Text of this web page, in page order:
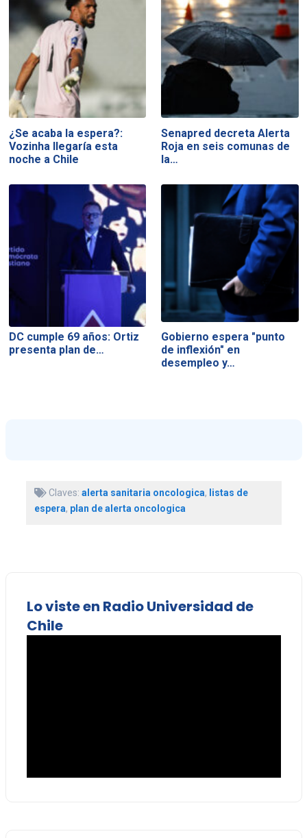
¿Se acaba la espera?:
Vozinha llegaría esta
noche a Chile
Senapred decreta Alerta
Roja en seis comunas de
la…
DC cumple 69 años: Ortiz
presenta plan de…
Gobierno espera "punto
de inflexión" en
desempleo y…
Claves: alerta sanitaria oncologica, listas de
espera, plan de alerta oncologica
Lo viste en Radio Universidad de
Chile